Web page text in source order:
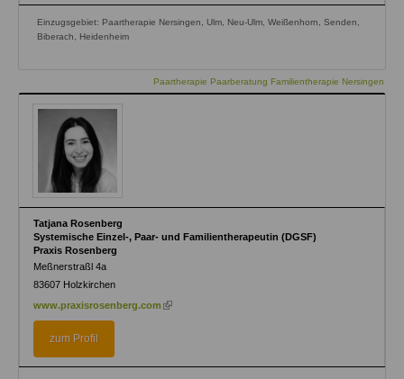
Einzugsgebiet: Paartherapie Nersingen, Ulm, Neu-Ulm, Weißenhorn, Senden,
Biberach, Heidenheim
Paartherapie Paarberatung Familientherapie Nersingen
Tatjana Rosenberg
Systemische Einzel-, Paar- und Familientherapeutin (DGSF)
Praxis Rosenberg
Meßnerstraßl 4a
83607 Holzkirchen
www.praxisrosenberg.com (link
zum Profil